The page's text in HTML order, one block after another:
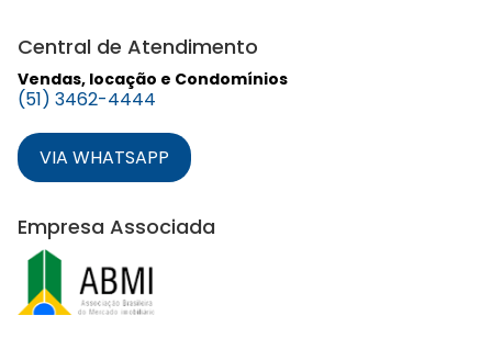
Central de Atendimento
Vendas, locação e Condomínios
(51) 3462-4444
VIA WHATSAPP
Empresa Associada